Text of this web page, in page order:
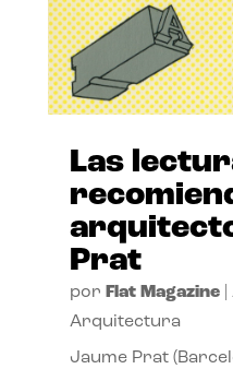
Las
Prat
por Flat Magazine|
Arquitectura
Jaume Prat